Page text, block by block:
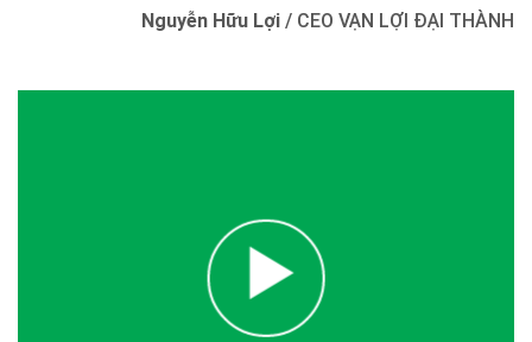
Nguyễn Hữu Lợi / CEO VẠN LỢI ĐẠI THÀNH